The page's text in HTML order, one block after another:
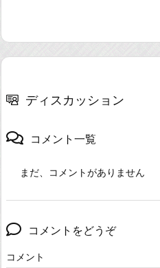
ディスカッション
コメント一覧
まだ、コメントがありません
コメントをどうぞ
コメント